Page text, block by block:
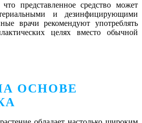
представленное средство может
и дезинфицирующими
врачи рекомендуют употреблять
целях вместо обычной
ОСНОВЕ